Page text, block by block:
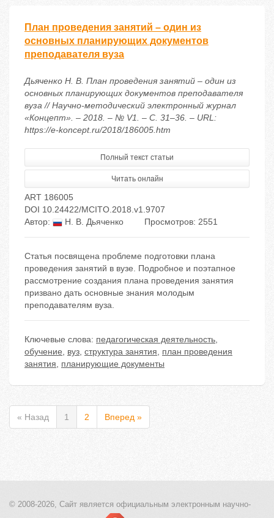
План проведения занятий – один из
основных планирующих документов
преподавателя вуза
Дьяченко Н. В. План проведения занятий – один из
основных планирующих документов преподавателя
вуза // Научно-методический электронный журнал
«Концепт». – 2018. – № V1. – С. 31–36. – URL:
https://e-koncept.ru/2018/186005.htm
Полный текст статьи
Читать онлайн
ART 186005
DOI 10.24422/MCITO.2018.v1.9707
Автор:
Н. В. Дьяченко Просмотров: 2551
Статья посвящена проблеме подготовки плана
проведения занятий в вузе. Подробное и поэтапное
рассмотрение создания плана проведения занятия
призвано дать основные знания молодым
преподавателям вуза.
Ключевые слова: педагогическая деятельность,
обучение, вуз, структура занятия, план проведения
занятия, планирующие документы
« Назад 1 2 Вперед »
© 2008-2026, Сайт является официальным электронным научно-